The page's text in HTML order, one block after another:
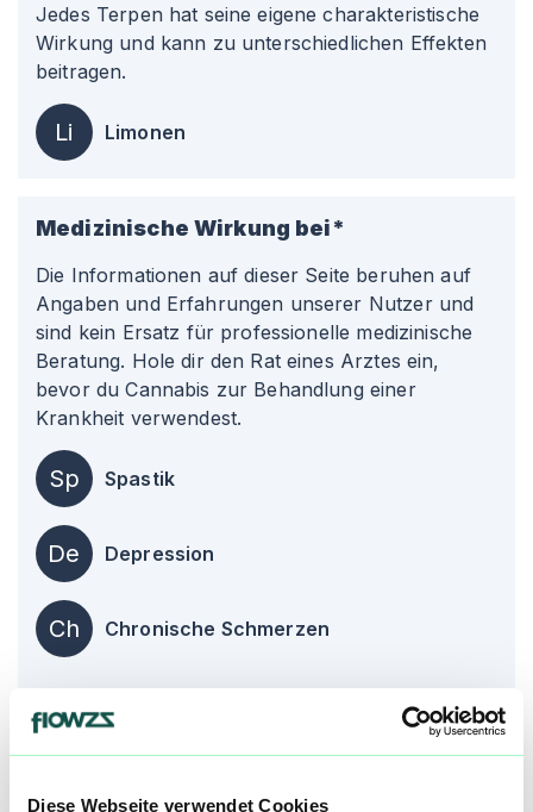
Diese Webseite verwendet Cookies
Jedes Terpen hat seine eigene charakteristische
Wirkung und kann zu unterschiedlichen Effekten
beitragen.
Li Limonen
Medizinische Wirkung bei*
Die Informationen auf dieser Seite beruhen auf
Angaben und Erfahrungen unserer Nutzer und
sind kein Ersatz für professionelle medizinische
Beratung. Hole dir den Rat eines Arztes ein,
bevor du Cannabis zur Behandlung einer
Krankheit verwendest.
Sp Spastik
De Depression
Ch Chronische Schmerzen
alle einblenden
Über diesen Strain: High Octane 94